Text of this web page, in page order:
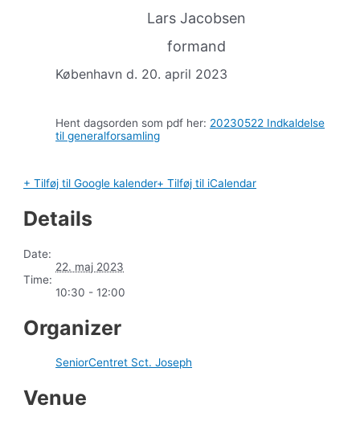
Lars Jacobsen
formand
København d. 20. april 2023
Hent dagsorden som pdf her: 20230522 Indkaldelse
til generalforsamling
+ Tilføj til Google kalender+ Tilføj til iCalendar
Details
Date:
22. maj 2023
Time:
10:30 - 12:00
Organizer
SeniorCentret Sct. Joseph
Venue